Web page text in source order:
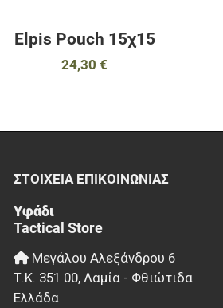
Elpis Pouch 15χ15
24,30 €
ΣΤΟΙΧΕΊΑ EΠΙΚΟΙΝΩΝΊΑΣ
Υφάδι
Tactical Store
Μεγάλου Αλεξάνδρου 6
Τ.Κ. 351 00, Λαμία - Φθιώτιδα
Ελλάδα